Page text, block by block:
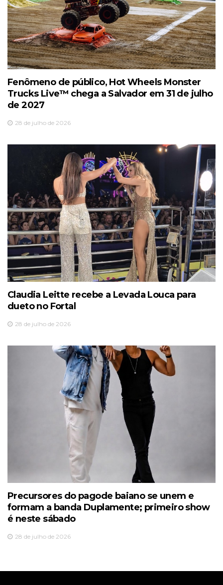
Fenômeno de público, Hot Wheels Monster
Trucks Live™️ chega a Salvador em 31 de julho
de 2027
28 de julho de 2026
Claudia Leitte recebe a Levada Louca para
dueto no Fortal
28 de julho de 2026
Precursores do pagode baiano se unem e
formam a banda Duplamente; primeiro show
é neste sábado
28 de julho de 2026